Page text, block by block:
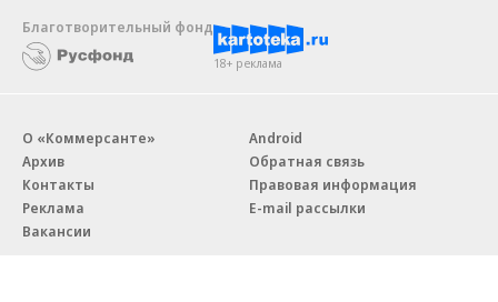
Благотворительный фонд
18+ реклама
О «Коммерсанте»
Архив
Контакты
Реклама
Вакансии
Android
Обратная связь
Правовая информация
E-mail рассылки